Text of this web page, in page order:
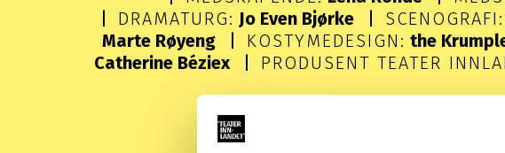
DRAMATURG: Jo Even Bjørke SCENOGRAFI:
Marte Røyeng
KOSTYMEDESIGN: the
Catherine Béziex
PRODUSENT TEATER